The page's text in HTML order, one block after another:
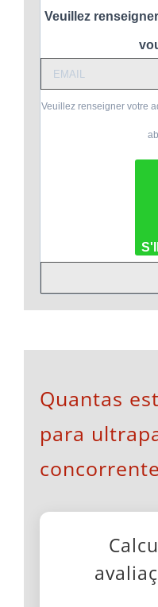
Veuillez
Veuillez renseigner votre
Quantas
para